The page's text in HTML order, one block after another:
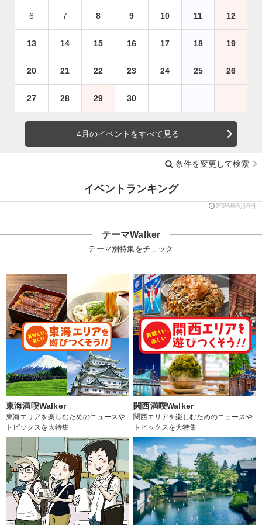
6 7 8 9 10 11 12
13 14 15 16 17 18 19
20 21 22 23 24 25 26
27 28 29 30
4月のイベントをすべて見る
条件を変更して検索
イベントランキング
2026年8月8日
テーマWalker
テーマ別特集をチェック
東海満喫Walker
東海エリアを楽しむためのニュースや
トピックスを大特集
関西満喫Walker
関西エリアを楽しむためのニュースや
トピックスを大特集